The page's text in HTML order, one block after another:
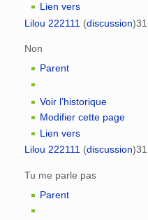
Lien vers
Lilou 222111 (discussion)
Non
Parent
Voir l’historique
Modifier cette page
Lien vers
Lilou 222111 (discussion)
Tu me parle pas
Parent